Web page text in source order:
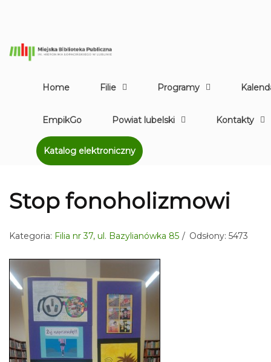
Home Filie Programy
EmpikGo Powiat lubelski Kontakty
Katalog elektroniczny
Stop fonoholizmowi
Kategoria: Filia nr 37, ul. Bazylianówka 85 Odsłony: 5473